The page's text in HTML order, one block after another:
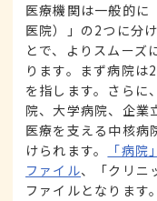
医療機関は一般的に
医院）」の2つに分
とで、よりスムーズ
ります。まず病院は
を指します。さらに
院、大学病院、企業
医療を支える中核病
けられます。
「病
ファイル、「クリニ
ファイルとなります。